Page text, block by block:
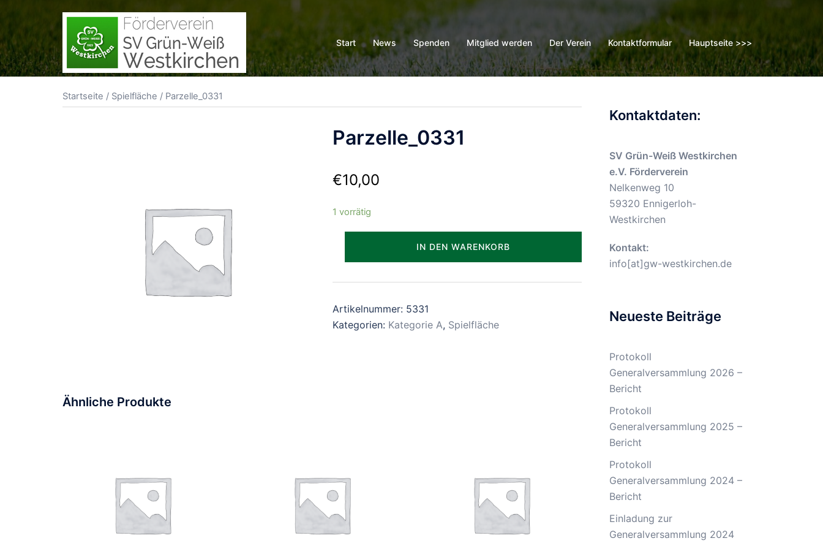
springen
Start News Spenden Mitglied werden Der Verein Kontaktformular Hauptseite >>>
Startseite / Spielfläche / Parzelle_0331
Parzelle_0331
€10,00
1 vorrätig
IN DEN WARENKORB
Artikelnummer: 5331
Kategorien: Kategorie A, Spielfläche
Ähnliche Produkte
Kontaktdaten:
SV Grün-Weiß Westkirchen
e.V. Förderverein
Nelkenweg 10
59320 Ennigerloh-
Westkirchen
Kontakt:
info[at]gw-westkirchen.de
Neueste Beiträge
Protokoll
Generalversammlung 2026 –
Bericht
Protokoll
Generalversammlung 2025 –
Bericht
Protokoll
Generalversammlung 2024 –
Bericht
Einladung zur
Generalversammlung 2024